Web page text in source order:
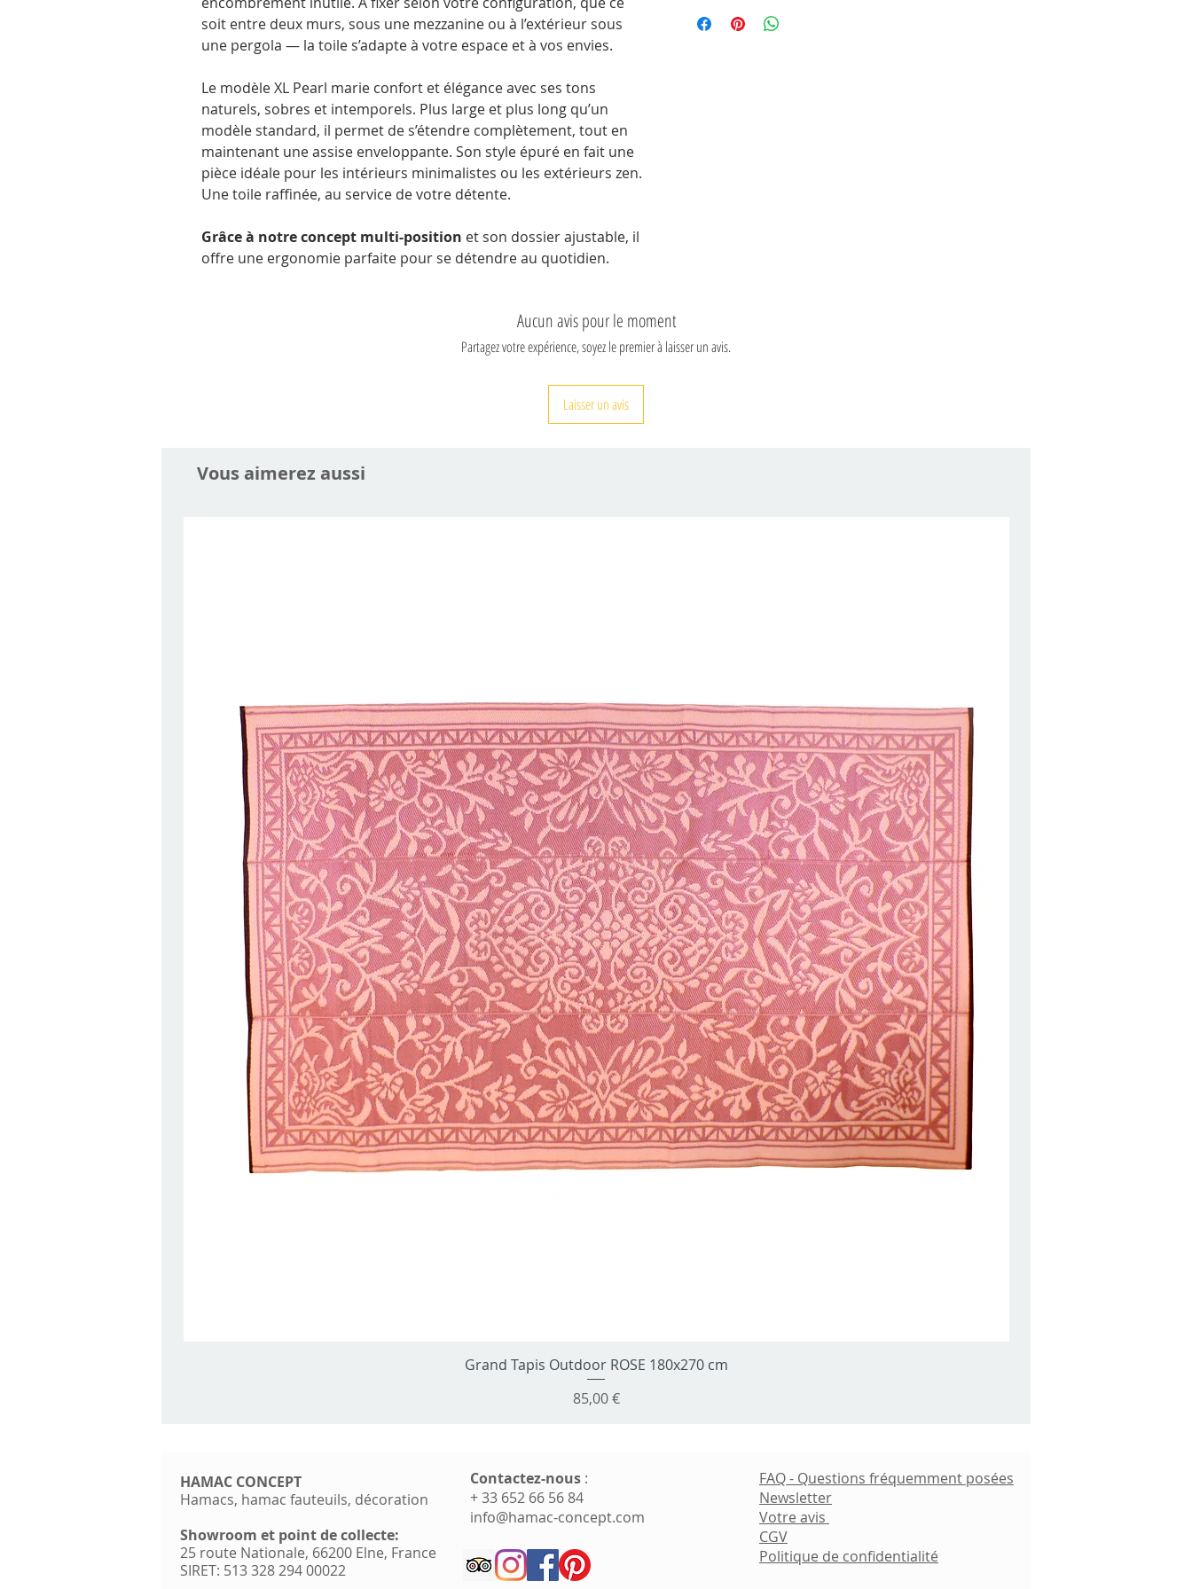
soit entre deux murs, sous une mezzanine ou à l’extérieur sous
une pergola — la toile s’adapte à votre espace et à vos envies.
Le modèle XL Pearl marie confort et élégance avec ses tons
naturels, sobres et intemporels. Plus large et plus long qu’un
modèle standard, il permet de s’étendre complètement, tout en
maintenant une assise enveloppante. Son style épuré en fait une
pièce idéale pour les intérieurs minimalistes ou les extérieurs zen.
Une toile raffinée, au service de votre détente.
Grâce à notre concept multi-position et son dossier ajustable, il
offre une ergonomie parfaite pour se détendre au quotidien.
* Longueur déployée : plus de 2 mètres de
et assure la perpétuation de ce savoir faire
Aucun avis pour le moment
Partagez votre expérience, soyez le premier à laisser un avis.
Laisser un avis
Vous aimerez aussi
Aperçu rapide
Grand Tapis Outdoor ROSE 180x270 cm
Prix
85,00 €
HAMAC CONCEPT
Hamacs, hamac fauteuils, décoration
Showroom et point de collecte:
25 route Nationale, 66200 Elne, France
SIRET: 513 328 294 00022
Contactez-nous ​ :
+ 33 652 66 56 84
info@hamac-concept.com
FAQ - Questions fréquemment posées
Newsletter
Votre avis
CGV
Politique de confidentialité